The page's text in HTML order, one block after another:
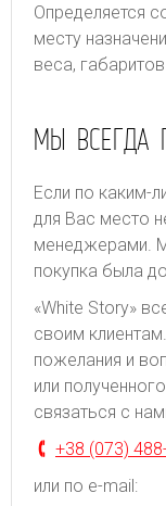
Определяется
месту
веса,
МЫ ВСЕГДА
Если по каким-
для Вас место
менеджерами.
покупка была
«White Story»
своим
пожелания и
или
связаться с
+38 (073)
или по e-mail: